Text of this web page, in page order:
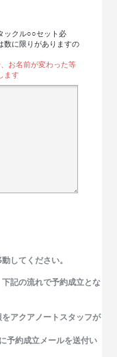
ックル○○セット必
数に限りがありますの
お名前が変わった等
ます
してください。
記の流れで予約成立とな
アクアノートスタッフが
予約成立メールを送付い